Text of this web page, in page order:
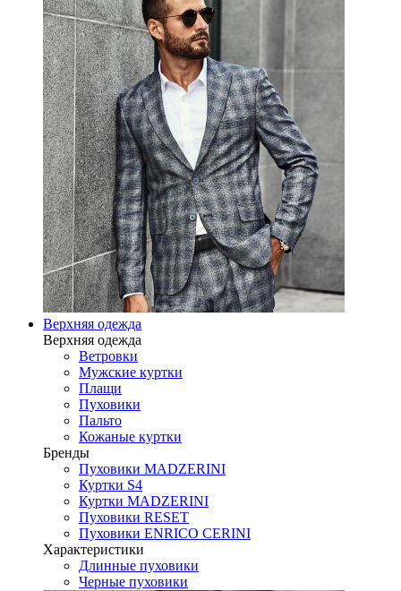
Верхняя одежда
Верхняя одежда
Ветровки
Мужские куртки
Плащи
Пуховики
Пальто
Кожаные куртки
Бренды
Пуховики MADZERINI
Куртки S4
Куртки MADZERINI
Пуховики RESET
Пуховики ENRICO CERINI
Характеристики
Длинные пуховики
Черные пуховики